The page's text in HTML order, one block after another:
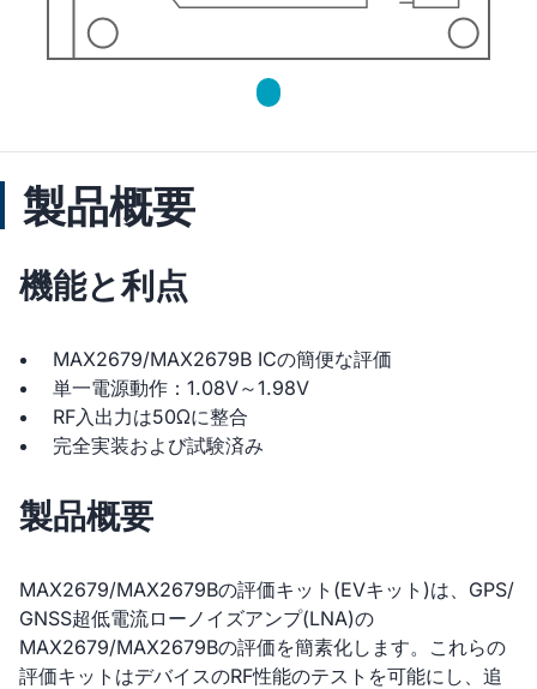
製品概要
機能と利点
MAX2679/MAX2679B ICの簡便な評価
単一電源動作：1.08V～1.98V
RF入出力は50Ωに整合
完全実装および試験済み
製品概要
MAX2679/MAX2679Bの評価キット(EVキット)は、GPS/
GNSS超低電流ローノイズアンプ(LNA)の
MAX2679/MAX2679Bの評価を簡素化します。これらの
評価キットはデバイスのRF性能のテストを可能にし、追